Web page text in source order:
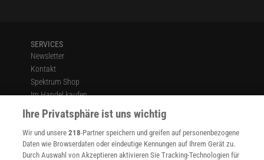
SERVICES
Newsletter
Kontakt
Spektrum Shop
Im Handel kaufen
Presse
Verträge kündigen
Widerruf
INFO
Ihre Privatsphäre ist uns wichtig
Wir und unsere218-Partner speichern und greifen auf personenbezogene
Daten wie Browserdaten oder eindeutige Kennungen auf Ihrem Gerät zu.
Durch Auswahl von Akzeptieren aktivieren Sie Tracking-Technologien für